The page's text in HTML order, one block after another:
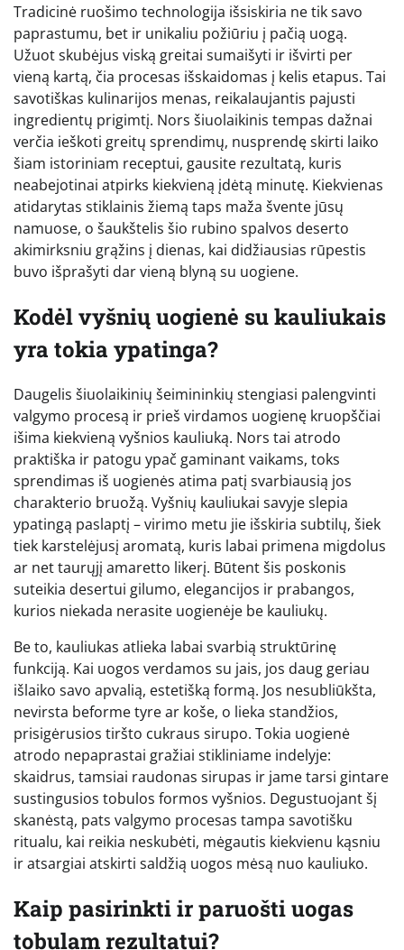
Tradicinė ruošimo technologija išsiskiria ne tik savo
paprastumu, bet ir unikaliu požiūriu į pačią uogą.
Užuot skubėjus viską greitai sumaišyti ir išvirti per
vieną kartą, čia procesas išskaidomas į kelis etapus. Tai
savotiškas kulinarijos menas, reikalaujantis pajusti
ingredientų prigimtį. Nors šiuolaikinis tempas dažnai
verčia ieškoti greitų sprendimų, nusprendę skirti laiko
šiam istoriniam receptui, gausite rezultatą, kuris
neabejotinai atpirks kiekvieną įdėtą minutę. Kiekvienas
atidarytas stiklainis žiemą taps maža švente jūsų
namuose, o šaukštelis šio rubino spalvos deserto
akimirksniu grąžins į dienas, kai didžiausias rūpestis
buvo išprašyti dar vieną blyną su uogiene.
Kodėl vyšnių uogienė su kauliukais
yra tokia ypatinga?
Daugelis šiuolaikinių šeimininkių stengiasi palengvinti
valgymo procesą ir prieš virdamos uogienę kruopščiai
išima kiekvieną vyšnios kauliuką. Nors tai atrodo
praktiška ir patogu ypač gaminant vaikams, toks
sprendimas iš uogienės atima patį svarbiausią jos
charakterio bruožą. Vyšnių kauliukai savyje slepia
ypatingą paslaptį – virimo metu jie išskiria subtilų, šiek
tiek karstelėjusį aromatą, kuris labai primena migdolus
ar net taurųjį amaretto likerį. Būtent šis poskonis
suteikia desertui gilumo, elegancijos ir prabangos,
kurios niekada nerasite uogienėje be kauliukų.
Be to, kauliukas atlieka labai svarbią struktūrinę
funkciją. Kai uogos verdamos su jais, jos daug geriau
išlaiko savo apvalią, estetišką formą. Jos nesubliūkšta,
nevirsta beforme tyre ar koše, o lieka standžios,
prisigėrusios tiršto cukraus sirupo. Tokia uogienė
atrodo nepaprastai gražiai stikliniame indelyje:
skaidrus, tamsiai raudonas sirupas ir jame tarsi gintare
sustingusios tobulos formos vyšnios. Degustuojant šį
skanėstą, pats valgymo procesas tampa savotišku
ritualu, kai reikia neskubėti, mėgautis kiekvienu kąsniu
ir atsargiai atskirti saldžią uogos mėsą nuo kauliuko.
Kaip pasirinkti ir paruošti uogas
tobulam rezultatui?